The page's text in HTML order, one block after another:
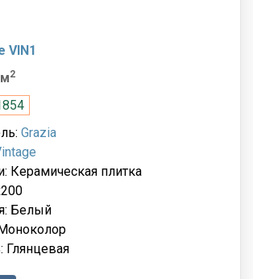
VIN1
2
Grazia
Керамическая плитка
Белый
Глянцевая